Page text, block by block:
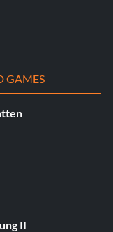
GAMES
II